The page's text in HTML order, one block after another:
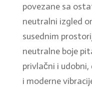
povezane sa
neutralni izgled
susednim
neutralne boje
privlačni i
i moderne